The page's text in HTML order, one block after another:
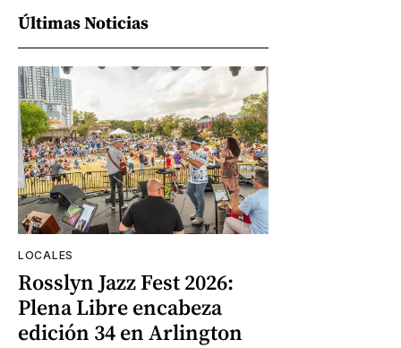
Últimas Noticias
LOCALES
Rosslyn Jazz Fest 2026:
Plena Libre encabeza
edición 34 en Arlington